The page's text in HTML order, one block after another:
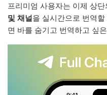
프리미엄 사용자는 이제 상단
및 채널을 실시간으로 번역
면 바를 숨기고 번역하고 싶